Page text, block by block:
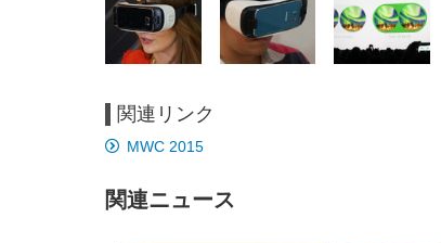
[EdoErgo] オフィスチェア 椅
子 テレワーク 疲れない 跳ね
ト 約105度ロッキング pc 事務
椅子 360度回転 座面昇降 強化
￥5,699
EIZO ビジネス向けプレミア
ムモニター | FlexScan
ト
￥105,595
Amazonベーシック ペットシ
ーツ 薄型 レギュラー 1回使い
￥3,373
関連リンク
MWC 2015
関連ニュース